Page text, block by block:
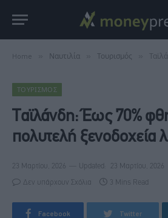
Home Ναυτιλία Τουρισμός Ταϊλάνδη:
ΤΟΥΡΙΣΜΌΣ
Ταϊλάνδη: Έως 70%
πολυτελή ξενοδοχεία
23 Μαρτίου, 2026 Updated: 23 Μαρτίου, 2026
Δεν υπάρχουν Σχόλια 3 Mins Read
Facebook Twitter